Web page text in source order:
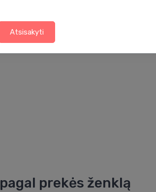
prekės ženklą
Atsisakyti